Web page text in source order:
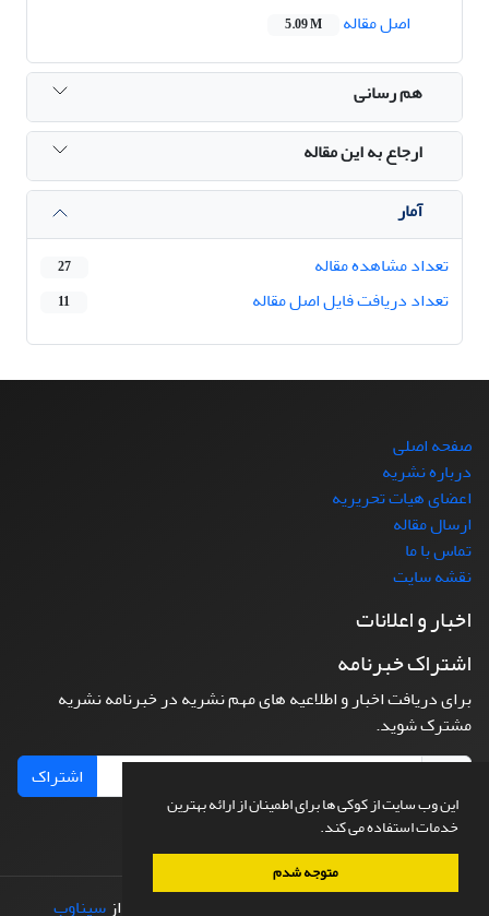
این وب سایت از کوکی ها برای اطمینان از ارائه بهترین
خدمات استفاده می کند.
متوجه شدم
اصل مقاله
5.09 M
هم رسانی
ارجاع به این مقاله
آمار
تعداد مشاهده مقاله
27
تعداد دریافت فایل اصل مقاله 11
صفحه اصلی
درباره نشریه
اعضای هیات تحریریه
ارسال مقاله
تماس با ما
نقشه سایت
اخبار و اعلانات
اشتراک خبرنامه
برای دریافت اخبار و اطلاعیه های مهم نشریه در خبرنامه نشریه
مشترک شوید.
اشتراک
طراحی و پیاده سازی از سیناوب